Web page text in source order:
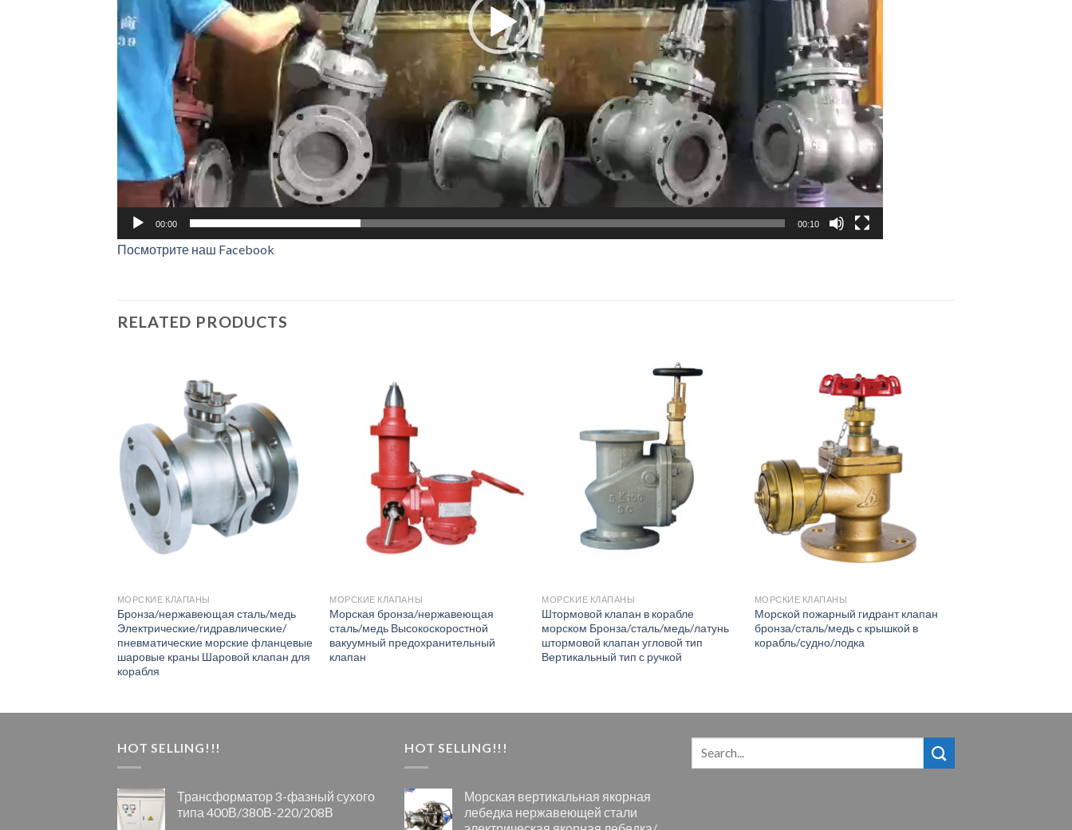
00:00 00:10
Посмотрите наш Facebook
RELATED PRODUCTS
МОРСКИЕ КЛАПАНЫ
Бронза/нержавеющая сталь/медь
Электрические/гидравлические/
пневматические морские фланцевые
шаровые краны Шаровой клапан для
корабля
МОРСКИЕ КЛАПАНЫ
Морская бронза/нержавеющая
сталь/медь Высокоскоростной
вакуумный предохранительный
клапан
МОРСКИЕ КЛАПАНЫ
Штормовой клапан в корабле
морском Бронза/сталь/медь/латунь
штормовой клапан угловой тип
Вертикальный тип с ручкой
МОРСКИЕ КЛАПАНЫ
Морской пожарный гидрант клапан
бронза/сталь/медь с крышкой в
корабль/судно/лодка
HOT SELLING!!!
Трансформатор 3-фазный сухого
типа 400В/380В-220/208В
HOT SELLING!!!
Морская вертикальная якорная
лебедка нержавеющей стали